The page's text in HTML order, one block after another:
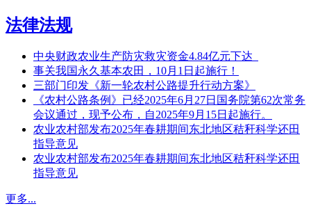
法律法规
中央财政农业生产防灾救灾资金4.84亿元下达
事关我国永久基本农田，10月1日起施行！
三部门印发《新一轮农村公路提升行动方案》
《农村公路条例》已经2025年6月27日国务院第62次常务
会议通过，现予公布，自2025年9月15日起施行。
农业农村部发布2025年春耕期间东北地区秸秆科学还田
指导意见
农业农村部发布2025年春耕期间东北地区秸秆科学还田
指导意见
更多...